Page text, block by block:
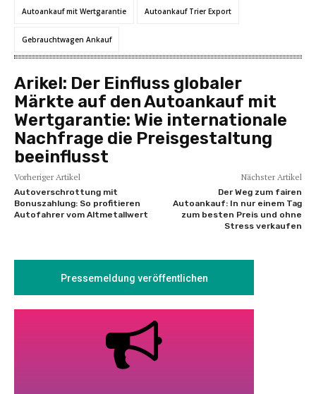
Autoankauf mit Wertgarantie Autoankauf Trier Export
Gebrauchtwagen Ankauf
Arikel: Der Einfluss globaler
Märkte auf den Autoankauf mit
Wertgarantie: Wie internationale
Nachfrage die Preisgestaltung
beeinflusst
Vorheriger Artikel
Autoverschrottung mit
Bonuszahlung: So profitieren
Autofahrer vom Altmetallwert
Nächster Artikel
Der Weg zum fairen
Autoankauf: In nur einem Tag
zum besten Preis und ohne
Stress verkaufen
Pressemeldung veröffentlichen